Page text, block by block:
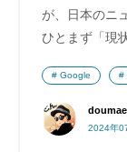
が、日本のニ
ひとまず「現
doumae
2024年
Google